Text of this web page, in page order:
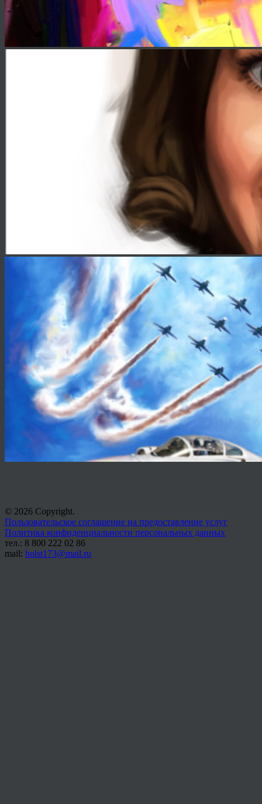
© 2026 Copyright.
Пользовательское соглашение на предоставление услуг
Политика конфиденциальности персональных данных
тел.: 8 800 222 02 86
mail: holst173@mail.ru